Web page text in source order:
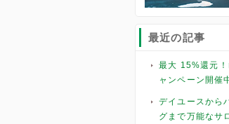
最近の記事
最大 15%還元！
ャンペーン開催
デイユースから
グまで万能なサ